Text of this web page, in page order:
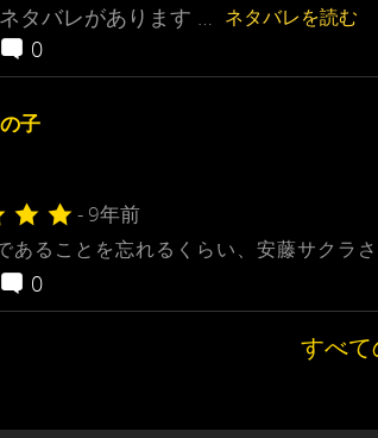
タバレがあります … ネタバレを読む
0
子
- 9年前
あることを忘れるくらい、安藤サクラ
0
すべて